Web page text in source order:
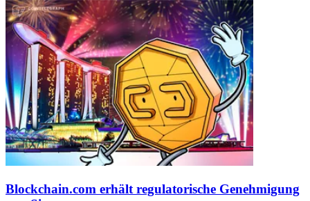
Blockchain.com erhält regulatorische Genehmigung